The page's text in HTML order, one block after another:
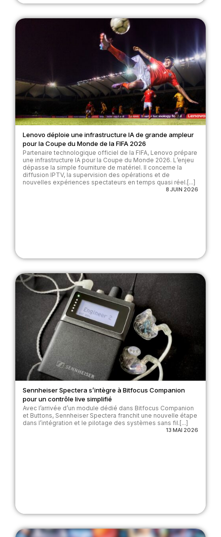
Lenovo déploie une infrastructure IA de grande ampleur
pour la Coupe du Monde de la FIFA 2026
Partenaire technologique officiel de la FIFA, Lenovo prépare
une infrastructure IA pour la Coupe du Monde 2026. L’enjeu
dépasse la simple fourniture de matériel. Il concerne la
diffusion IPTV, la supervision des opérations et de
nouvelles expériences spectateurs en temps quasi réel.[...]
8 JUIN 2026
Sennheiser Spectera s’intègre à Bitfocus Companion
pour un contrôle live simplifié
Avec l’arrivée d’un module dédié dans Bitfocus Companion
et Buttons, Sennheiser Spectera franchit une nouvelle étape
dans l’intégration et le pilotage des systèmes sans fil.[...]
13 MAI 2026